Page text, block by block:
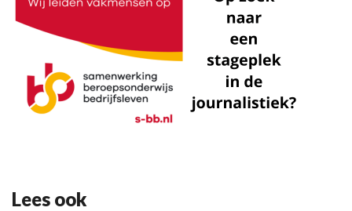
Lees ook